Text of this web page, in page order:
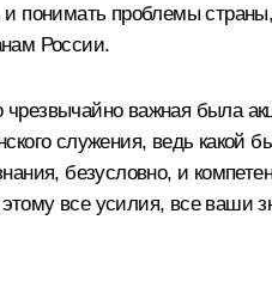
и понимать проблемы
России.
важная была
служения, ведь какой
безусловно, и
все усилия, все ваши